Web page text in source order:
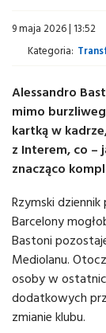
9 maja 2026 | 13:52
Kategoria:
Alessandro
mimo
kartką w
z Interem, co –
znacząco
Rzymski
Barcelony
Bastoni
Mediolanu.
osoby w
dodatkowych
zmianie klubu.